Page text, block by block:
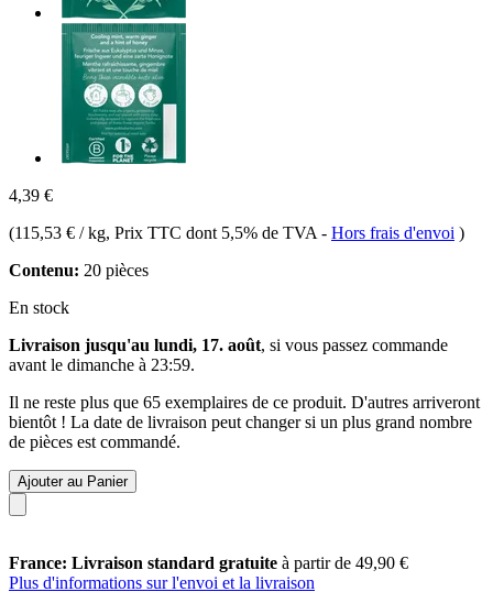
4,39 €
(115,53 € / kg, Prix TTC dont 5,5% de TVA - Hors frais d'envoi )
Contenu: 20 pièces
En stock
Livraison jusqu'au lundi, 17. août, si vous passez commande
avant le dimanche à 23:59.
Il ne reste plus que 65 exemplaires de ce produit. D'autres arriveront
bientôt ! La date de livraison peut changer si un plus grand nombre
de pièces est commandé.
Ajouter au Panier
France: Livraison standard gratuite à partir de 49,90 €
Plus d'informations sur l'envoi et la livraison